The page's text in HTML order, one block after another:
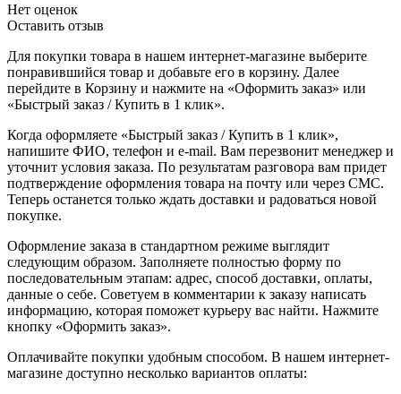
Нет оценок
Оставить отзыв
Для покупки товара в нашем интернет-магазине выберите
понравившийся товар и добавьте его в корзину. Далее
перейдите в Корзину и нажмите на «Оформить заказ» или
«Быстрый заказ / Купить в 1 клик».
Когда оформляете «Быстрый заказ / Купить в 1 клик»,
напишите ФИО, телефон и e-mail. Вам перезвонит менеджер и
уточнит условия заказа. По результатам разговора вам придет
подтверждение оформления товара на почту или через СМС.
Теперь останется только ждать доставки и радоваться новой
покупке.
Оформление заказа в стандартном режиме выглядит
следующим образом. Заполняете полностью форму по
последовательным этапам: адрес, способ доставки, оплаты,
данные о себе. Советуем в комментарии к заказу написать
информацию, которая поможет курьеру вас найти. Нажмите
кнопку «Оформить заказ».
Оплачивайте покупки удобным способом. В нашем интернет-
магазине доступно несколько вариантов оплаты: